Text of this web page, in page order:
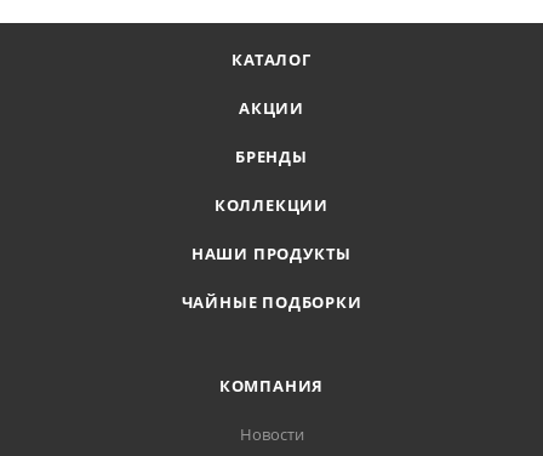
КАТАЛОГ
АКЦИИ
БРЕНДЫ
КОЛЛЕКЦИИ
НАШИ ПРОДУКТЫ
ЧАЙНЫЕ ПОДБОРКИ
КОМПАНИЯ
Новости